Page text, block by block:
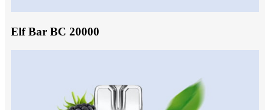
Elf Bar BC 20000